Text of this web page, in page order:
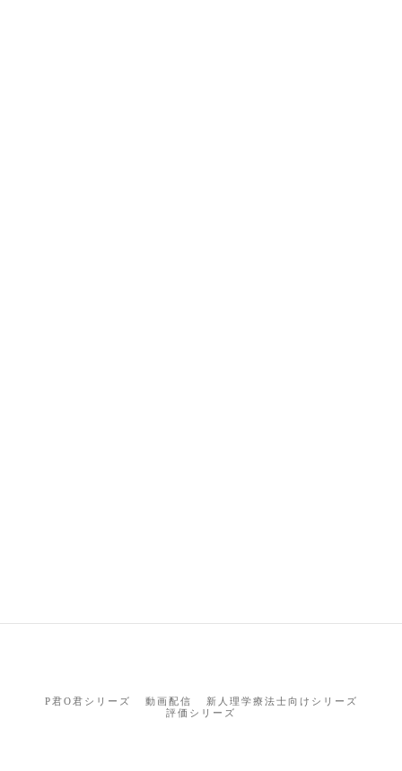
P君O君シリーズ 動画配信
新人理学療法士向けシリーズ
評価シリーズ